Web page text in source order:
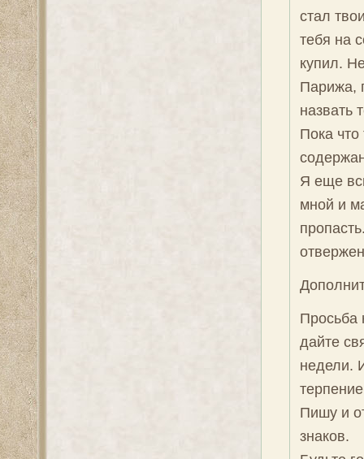
стал
тебя на
купил.
Парижа,
назвать
Пока
Я еще
мной и
Просьба
дайте
недели.
Пишу и
знаков.